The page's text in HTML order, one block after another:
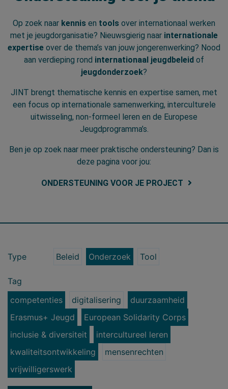
Op zoek naar kennis en tools over internationaal werken
met je jeugdorganisatie? Nieuwsgierig naar internationale
expertise over de thema’s van jouw jongerenwerking? Nood
aan verdieping rond internationaal jeugdbeleid of
jeugdonderzoek?
JINT brengt thematische kennis en expertise samen, met
een focus op internationale samenwerking, interculturele
uitwisseling, non-formeel leren en de Europese
Jeugdprogramma’s.
Ben je op zoek naar meer praktische ondersteuning? Dan is
deze pagina voor jou:
ONDERSTEUNING VOOR JE PROJECT
Type Beleid Onderzoek Tool
Tag
competenties
digitalisering
duurzaamheid
Erasmus+ Jeugd
European Solidarity Corps
inclusie & diversiteit
intercultureel leren
kwaliteitsontwikkeling
mensenrechten
vrijwilligerswerk